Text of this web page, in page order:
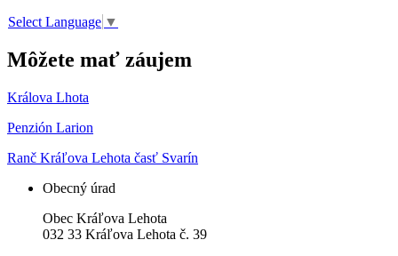
Select Language ▼
Môžete mať záujem
Králova Lhota
Penzión Larion
Ranč Kráľova Lehota časť Svarín
Obecný úrad
Obec Kráľova Lehota
032 33 Kráľova Lehota č. 39